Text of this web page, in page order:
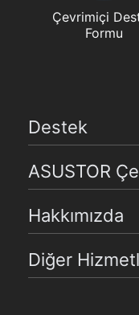
Çevrimiçi
Formu
Destek
ASUSTOR
Hakkımızda
Diğer